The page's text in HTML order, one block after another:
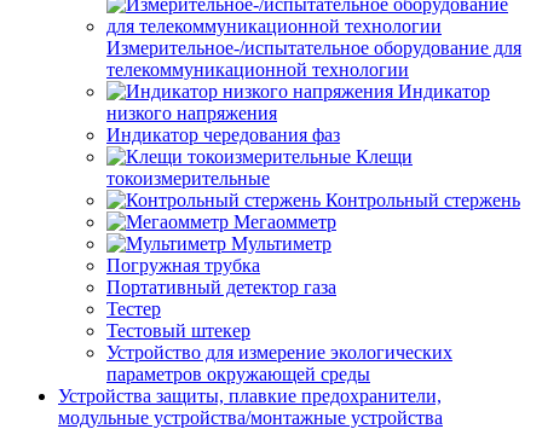
Измерительное-/испытательное оборудование для
телекоммуникационной технологии
Индикатор
низкого напряжения
Индикатор чередования фаз
Клещи
токоизмерительные
Контрольный стержень
Мегаомметр
Мультиметр
Погружная трубка
Портативный детектор газа
Тестер
Тестовый штекер
Устройство для измерение экологических
параметров окружающей среды
Устройства защиты, плавкие предохранители,
модульные устройства/монтажные устройства